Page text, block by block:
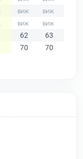
62 63
70 70